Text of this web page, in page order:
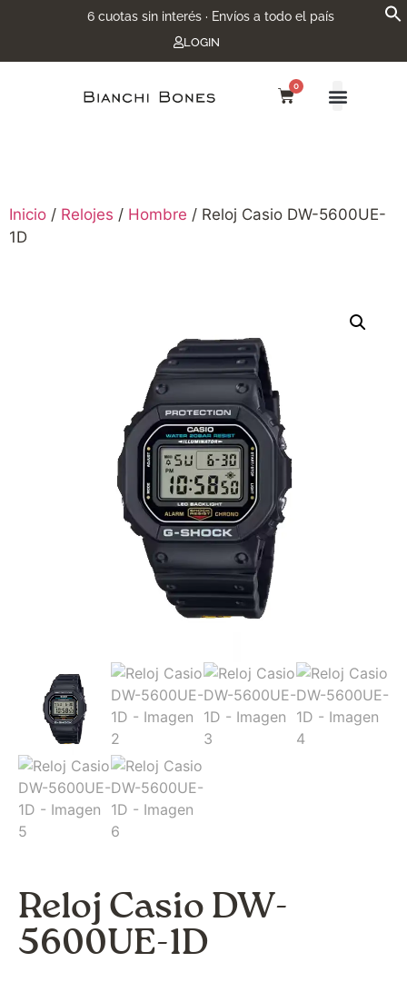
6 cuotas sin interés · Envíos a todo el país
LOGIN
0
Inicio / Relojes / Hombre / Reloj Casio DW-5600UE-
1D
Reloj Casio DW-
5600UE-1D